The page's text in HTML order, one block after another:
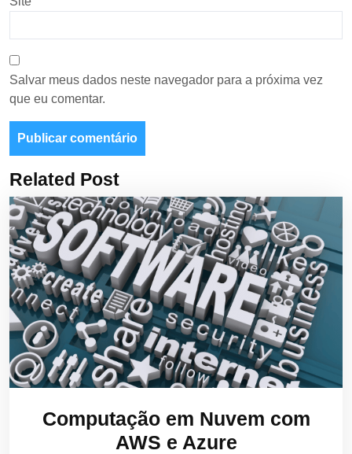
Salvar meus dados neste navegador para a próxima vez
que eu comentar.
Related Post
Computação em Nuvem com
AWS e Azure